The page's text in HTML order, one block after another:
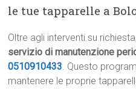
le tue tapparelle a
Oltre agli interventi su
servizio di manutenzione
0510910433. Questo
mantenere le proprie